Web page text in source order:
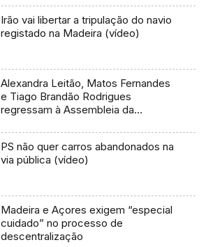
Irão vai libertar a tripulação do navio
registado na Madeira (vídeo)
Alexandra Leitão, Matos Fernandes
e Tiago Brandão Rodrigues
regressam à Assembleia da
PS não quer carros abandonados na
via pública (vídeo)
Madeira e Açores exigem “especial
cuidado” no processo de
descentralização